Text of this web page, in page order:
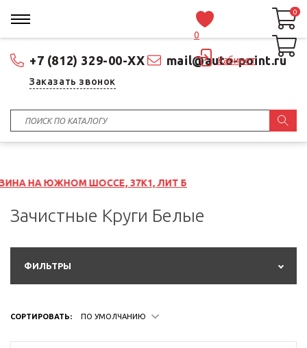
+7 (812) 329-00-XX mail@auto-point.ru
Заказать звонок
0
Кабинет
0
0
ШОССЕ, 37К1, ЛИТ Б
Зачистные Круги Белые
ФИЛЬТРЫ
СОРТИРОВАТЬ: ПО УМОЛЧАНИЮ